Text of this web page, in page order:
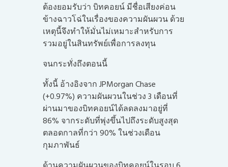
ต้องยอมรับว่าบิทคอยน์มีชื่อเสียงค่อน
ข้างฉาวโฉ่ในเรื่องของความผันผวน ด้วย
เหตุนี้จึงทำให้มั่นไม่เหมาะสำหรับการ
รวมอยู่ในสินทรัพย์เพื่อการลงทุน
จนกระทั่งถึงตอนนี้
ทั้งนี้ อ้างอิงจาก JPMorgan Chase
(+0.97%) ความผันผวนในช่วง 3 เดือนที่
ผ่านมาของบิทคอยน์ได้ลดลงมาอยู่ที่
86% จากระดับที่พุ่งขึ้นไปถึงระดับสูงสุด
ตลอดกาลที่กว่า 90% ในช่วงเดือน
กุมภาพันธ์